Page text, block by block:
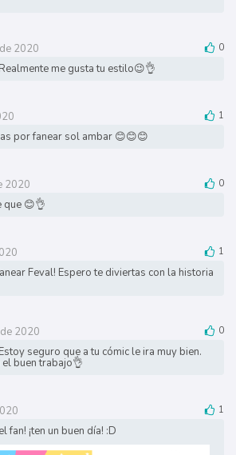
2020
0
me gusta tu estilo😉👌
1
por fanear sol ambar 😊😊😊
2020
0
que 😊👌
1
Feval! Espero te diviertas con la historia
2020
0
seguro que a tu cómic le ira muy bien.
el buen trabajo👌
1
fan! ¡ten un buen día! :D